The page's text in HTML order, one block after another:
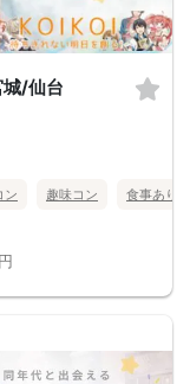
城/仙台
ン 趣味コン 食事あり